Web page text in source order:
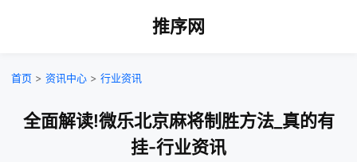
推序网
首页 > 资讯中心 > 行业资讯
全面解读!微乐北京麻将制胜方法_真的有
挂-行业资讯